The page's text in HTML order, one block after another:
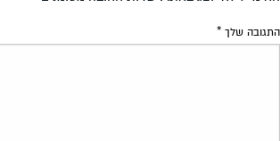
התגובה שלך *